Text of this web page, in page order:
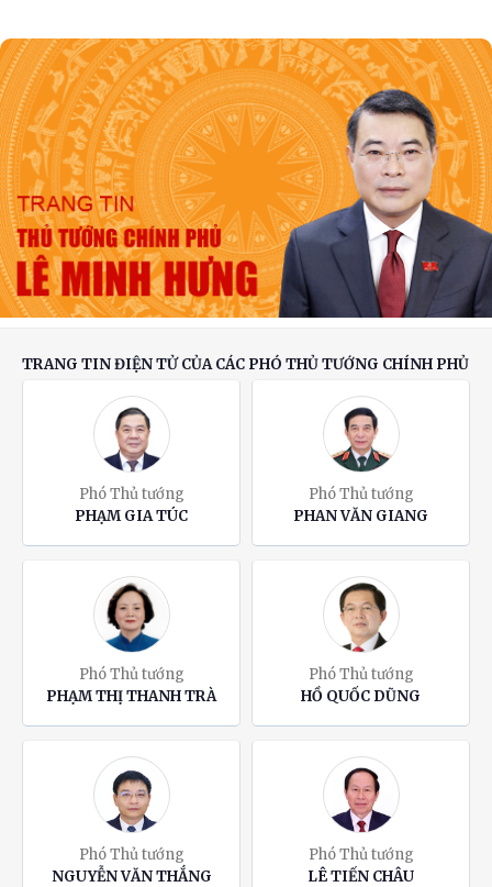
Phát biểu của Thủ tướng Lê Minh Hưng tại
Hội nghị Ngoại giao lần thứ 33
Chuyển biến mạnh trong tư duy, nhận thức về
đối ngoại Đảng và đối ngoại nhân dân
TRANG TIN ĐIỆN TỬ CỦA CÁC PHÓ THỦ TƯỚNG CHÍNH PHỦ
Phó Thủ tướng
PHẠM GIA TÚC
Phó Thủ tướng
PHAN VĂN GIANG
Phó Thủ tướng
PHẠM THỊ THANH TRÀ
Phó Thủ tướng
HỒ QUỐC DŨNG
Phó Thủ tướng
NGUYỄN VĂN THẮNG
Phó Thủ tướng
LÊ TIẾN CHÂU